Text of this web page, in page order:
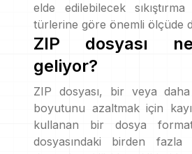
elde edilebilecek
türlerine göre önemli ölçüde
ZIP dosyası
geliyor?
ZIP dosyası, bir veya
boyutunu azaltmak için
kullanan bir dosya
dosyasındaki birden